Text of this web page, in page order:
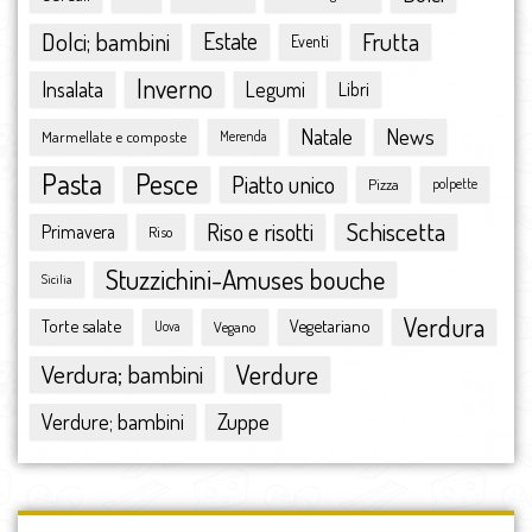
marzo 2016
gennaio 2016
ottobre 2015
agosto 2015
luglio 2015
maggio 2015
aprile 2015
marzo 2015
febbraio 2015
novembre 2014
Dolci; bambini Estate Eventi Frutta
Insalata Inverno Legumi Libri
Marmellate e composte Merenda Natale News
Pasta Pesce Piatto unico Pizza polpette
Primavera Riso Riso e risotti Schiscetta
Sicilia Stuzzichini-Amuses bouche
Torte salate Uova Vegano Vegetariano Verdura
Verdura; bambini Verdure
Verdure; bambini Zuppe